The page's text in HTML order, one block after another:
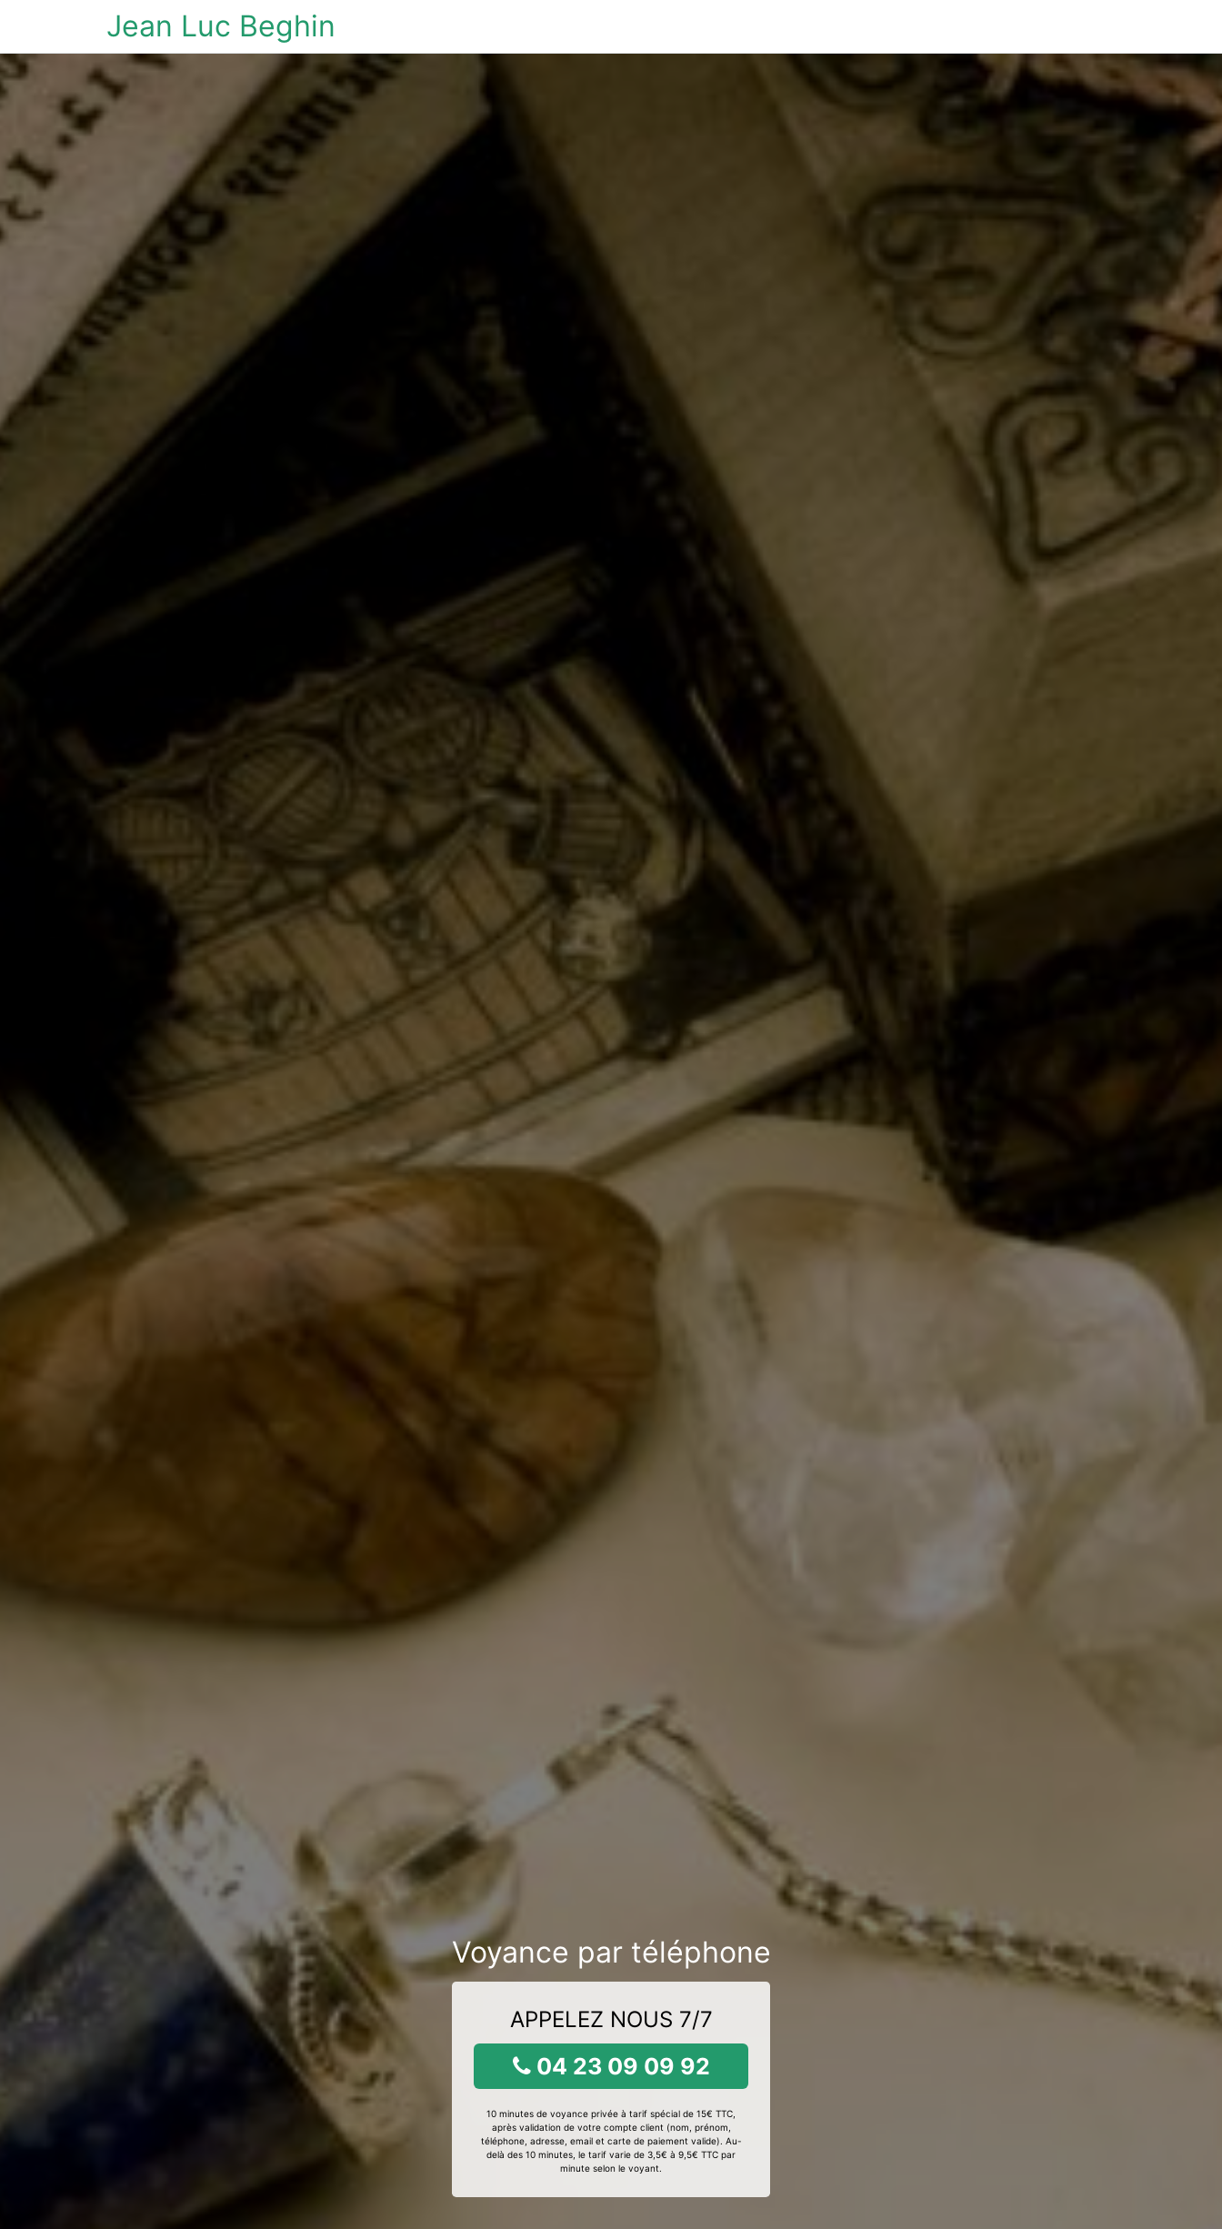
Jean Luc Beghin
Voyance par téléphone
APPELEZ NOUS 7/7
04 23 09 09 92
10 minutes de voyance privée à tarif spécial de 15€ TTC,
après validation de votre compte client (nom, prénom,
téléphone, adresse, email et carte de paiement valide). Au-
delà des 10 minutes, le tarif varie de 3,5€ à 9,5€ TTC par
minute selon le voyant.